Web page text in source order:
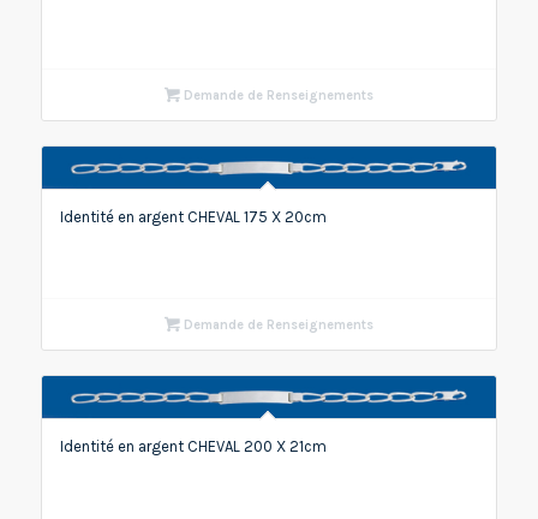
Demande de Renseignements
Identité en argent CHEVAL 175 X 20cm
Demande de Renseignements
Identité en argent CHEVAL 200 X 21cm